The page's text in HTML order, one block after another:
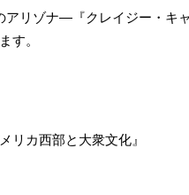
リゾナ―『クレイジー・キ
す。
リカ西部と大衆文化』